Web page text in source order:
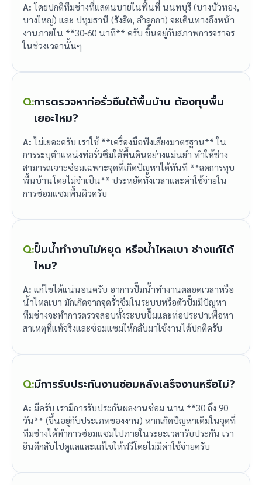
A: โดยปกติทีมช่างที่แสตนบายในพื้นที่ นนทบุรี (บางบัวทอง,
บางใหญ่) และ ปทุมธานี (รังสิต, ลำลูกกา) จะเดินทางถึงหน้า
งานภายใน **30-60 นาที** ครับ ขึ้นอยู่กับสภาพการจราจร
ในช่วงเวลานั้นๆ
Q:การตรวจหาท่อรั่วซึมใต้พื้นบ้าน ต้องทุบพื้น
เยอะไหม?
A: ไม่เยอะครับ เราใช้ **เครื่องมือฟังเสียงมาตรฐาน** ใน
การระบุตำแหน่งท่อรั่วซึมใต้พื้นดินอย่างแม่นยำ ทำให้ช่าง
สามารถเจาะซ่อมเฉพาะจุดที่เกิดปัญหาได้ทันที **ลดการทุบ
พื้นบ้านโดยไม่จำเป็น** ประหยัดทั้งเวลาและค่าใช้จ่ายใน
การซ่อมแซมพื้นผิวครับ
Q:ปั๊มน้ำทำงานไม่หยุด หรือน้ำไหลเบา ช่างแก้ได้
ไหม?
A: แก้ไขได้แน่นอนครับ อาการปั๊มน้ำทำงานตลอดเวลาหรือ
น้ำไหลเบา มักเกิดจากจุดรั่วซึมในระบบหรือตัวปั๊มมีปัญหา
ทีมช่างจะทำการตรวจสอบทั้งระบบปั๊มและท่อประปาเพื่อหา
สาเหตุที่แท้จริงและซ่อมแซมให้กลับมาใช้งานได้ปกติครับ
Q:มีการรับประกันงานซ่อมหลังเสร็จงานหรือไม่?
A: มีครับ เรามีการรับประกันผลงานซ่อม นาน **30 ถึง 90
วัน** (ขึ้นอยู่กับประเภทของงาน) หากเกิดปัญหาเดิมในจุดที่
ทีมช่างได้ทำการซ่อมแซมไปภายในระยะเวลารับประกัน เรา
ยินดีกลับไปดูแลและแก้ไขให้ฟรีโดยไม่มีค่าใช้จ่ายครับ